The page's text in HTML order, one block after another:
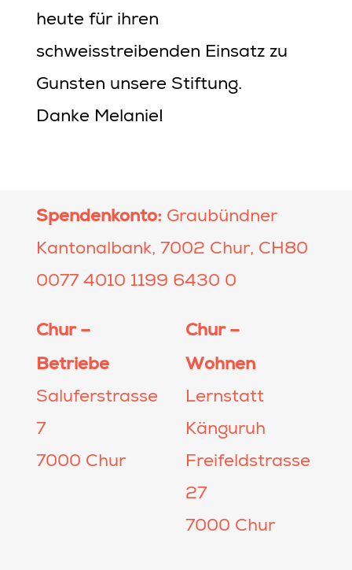
heute für ihren
schweisstreibenden Einsatz zu
Gunsten unsere Stiftung.
Danke Melanie!
Spendenkonto: Graubündner
Kantonalbank, 7002 Chur, CH80
0077 4010 1199 6430 0
Chur –
Betriebe
Saluferstrasse
7
7000 Chur
Chur –
Wohnen
Lernstatt
Känguruh
Freifeldstrasse
27
7000 Chur